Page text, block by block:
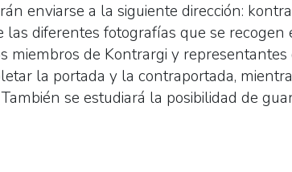
enviarse a la siguiente dirección:
las diferentes fotografías que se
miembros de Kontrargi y
la portada y la contraportada,
se estudiará la posibilidad de